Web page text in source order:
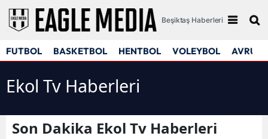
Beşiktaş Haberleri
FUTBOL BASKETBOL HENTBOL VOLEYBOL
Ekol Tv Haberleri
Son Dakika Ekol Tv Haberleri